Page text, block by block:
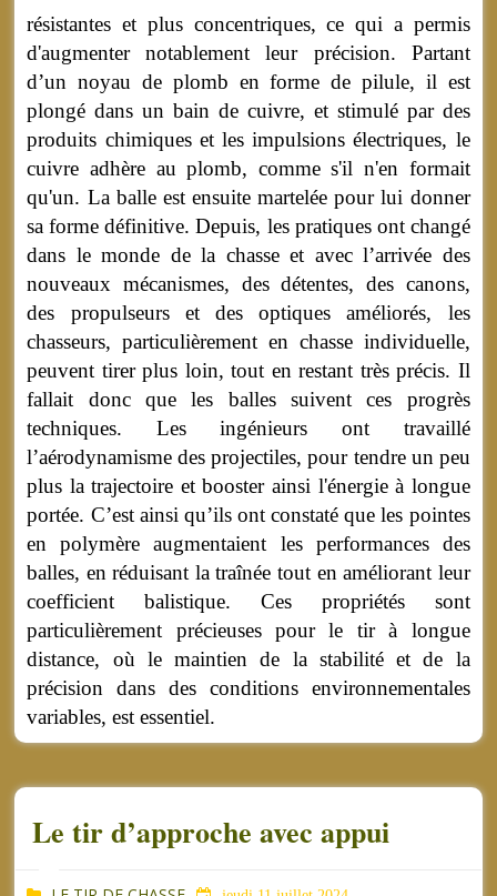
résistantes et plus concentriques, ce qui a permis
d'augmenter notablement leur précision. Partant
d’un noyau de plomb en forme de pilule, il est
plongé dans un bain de cuivre, et stimulé par des
produits chimiques et les impulsions électriques, le
cuivre adhère au plomb, comme s'il n'en formait
qu'un. La balle est ensuite martelée pour lui donner
sa forme définitive. Depuis, les pratiques ont changé
dans le monde de la chasse et avec l’arrivée des
nouveaux mécanismes, des détentes, des canons,
des propulseurs et des optiques améliorés, les
chasseurs, particulièrement en chasse individuelle,
peuvent tirer plus loin, tout en restant très précis. Il
fallait donc que les balles suivent ces progrès
techniques. Les ingénieurs ont travaillé
l’aérodynamisme des projectiles, pour tendre un peu
plus la trajectoire et booster ainsi l'énergie à longue
portée. C’est ainsi qu’ils ont constaté que les pointes
en polymère augmentaient les performances des
balles, en réduisant la traînée tout en améliorant leur
coefficient balistique. Ces propriétés sont
particulièrement précieuses pour le tir à longue
distance, où le maintien de la stabilité et de la
précision dans des conditions environnementales
variables, est essentiel.
Le tir d’approche avec appui